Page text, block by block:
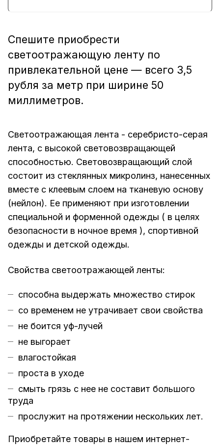
Спешите приобрести
светоотражающую ленту по
привлекательной цене — всего 3,5
рубля за метр при ширине 50
миллиметров.
Светоотражающая лента - серебристо-серая
лента, с высокой световозвращающей
способностью. Световозвращающий слой
состоит из стеклянных микролинз, нанесенных
вместе с клеевым слоем на тканевую основу
(нейлон). Ее применяют при изготовлении
специальной и форменной одежды ( в целях
безопасности в ночное время ), спортивной
одежды и детской одежды.
Свойства светоотражающей ленты:
способна выдержать множество стирок
со временем не утрачивает свои свойства
не боится уф-лучей
не выгорает
влагостойкая
проста в уходе
смыть грязь с нее не составит большого
труда
прослужит на протяжении нескольких лет.
Приобретайте товары в нашем интернет-